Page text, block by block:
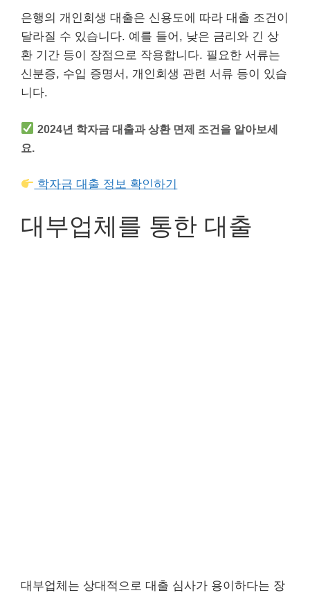
은행의 개인회생 대출은 신용도에 따라 대출 조건이
달라질 수 있습니다. 예를 들어, 낮은 금리와 긴 상
환 기간 등이 장점으로 작용합니다. 필요한 서류는
신분증, 수입 증명서, 개인회생 관련 서류 등이 있습
니다.
2024년 학자금 대출과 상환 면제 조건을 알아보세
요.
학자금 대출 정보 확인하기
대부업체를 통한 대출
대부업체는 상대적으로 대출 심사가 용이하다는 장